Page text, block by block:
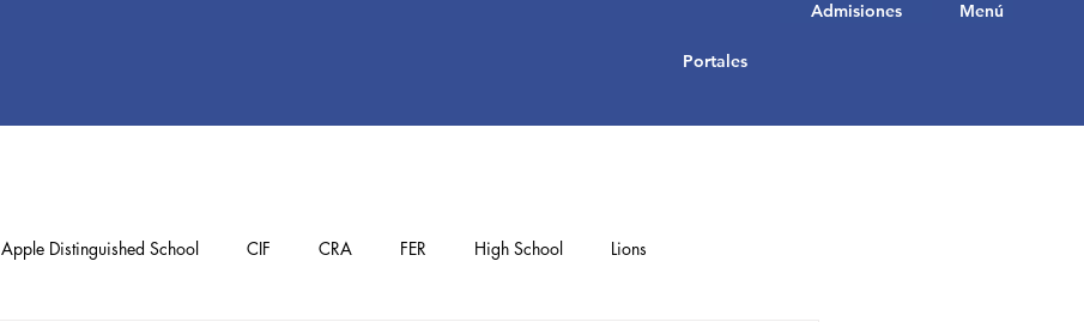
Portales
Menú
Admisiones
Apple Distinguished School CIF CRA FER High School Lions